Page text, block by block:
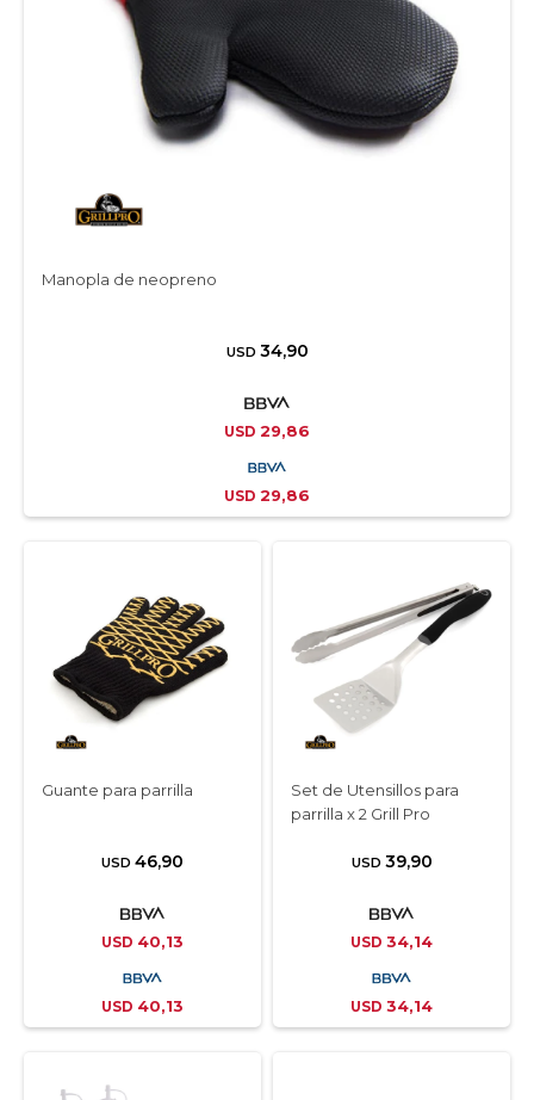
Manopla de neopreno
USD 34,90
USD 29,86
USD 29,86
Guante para parrilla
USD 46,90
USD 40,13
USD 40,13
Set de Utensillos para
parrilla x 2 Grill Pro
USD 39,90
USD 34,14
USD 34,14